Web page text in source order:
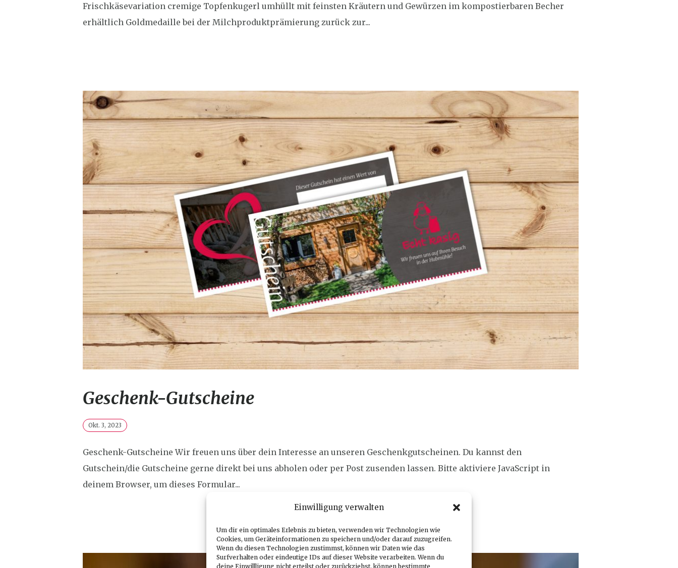
Einwilligung verwalten
Um dir ein optimales Erlebnis zu bieten, verwenden wir Technologien wie
Cookies, um Geräteinformationen zu speichern und/oder darauf zuzugreifen.
Wenn du diesen Technologien zustimmst, können wir Daten wie das
Surfverhalten oder eindeutige IDs auf dieser Website verarbeiten. Wenn du
deine Einwillligung nicht erteilst oder zurückziehst, können bestimmte
Frischkäsevariation cremige Topfenkugerl umhüllt mit feinsten Kräutern und Gewürzen im kompostierbaren Becher
erhältlich Goldmedaille bei der Milchproduktprämierung zurück zur...
Geschenk-Gutscheine
Okt. 3, 2023
Geschenk-Gutscheine Wir freuen uns über dein Interesse an unseren Geschenkgutscheinen. Du kannst den
Gutschein/die Gutscheine gerne direkt bei uns abholen oder per Post zusenden lassen. Bitte aktiviere JavaScript in
deinem Browser, um dieses Formular...